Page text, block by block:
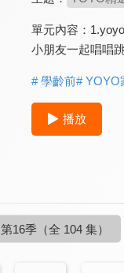
單元內容：
小朋友一起唱唱
# 學齡前# YOYO
播放
第16季 （全 104 集）